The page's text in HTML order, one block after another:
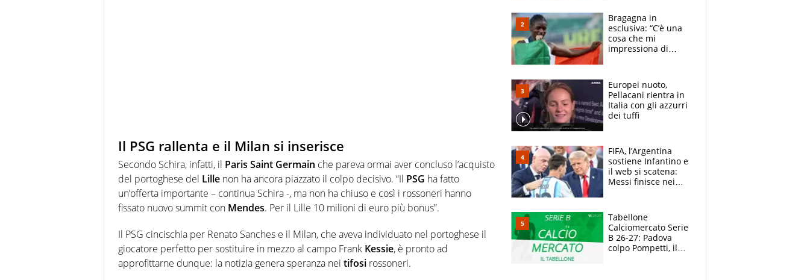
Il PSG rallenta e il Milan si inserisce
Secondo Schira, infatti, il Paris Saint Germain che pareva ormai aver concluso l’acquisto
del portoghese del Lille non ha ancora piazzato il colpo decisivo. “Il PSG ha fatto
un’offerta importante – continua Schira -, ma non ha chiuso e così i rossoneri hanno
fissato nuovo summit con Mendes. Per il Lille 10 milioni di euro più bonus”.
Il PSG cincischia per Renato Sanches e il Milan, che aveva individuato nel portoghese il
giocatore perfetto per sostituire in mezzo al campo Frank Kessie, è pronto ad
approfittarne dunque: la notizia genera speranza nei tifosi rossoneri.
l'alleanza con
Donnarumma
Bragagna in
esclusiva: “C’è una
cosa che mi
impressiona di
E svela la sorpresa
agli Europei
Europei nuoto,
Pellacani rientra in
Italia con gli azzurri
dei tuffi
FIFA, l’Argentina
sostiene Infantino e
il web si scatena:
Messi finisce nei
polemiche
Tabellone
Calciomercato Serie
B 26-27: Padova
colpo Pompetti, il